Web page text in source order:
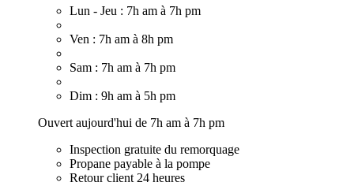
Lun - Jeu : 7h am à 7h pm
Ven : 7h am à 8h pm
Sam : 7h am à 7h pm
Dim : 9h am à 5h pm
Ouvert aujourd'hui de 7h am à 7h pm
Inspection gratuite du remorquage
Propane payable à la pompe
Retour client 24 heures